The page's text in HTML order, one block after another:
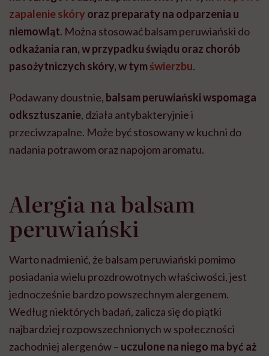
zapalenie skóry oraz preparaty na odparzenia u
niemowląt. Można stosować balsam peruwiański do
odkażania ran, w przypadku świądu oraz chorób
pasożytniczych skóry, w tym świerzbu.
Podawany doustnie, balsam peruwiański wspomaga
odksztuszanie, działa antybakteryjnie i
przeciwzapalne. Może być stosowany w kuchni do
nadania potrawom oraz napojom aromatu.
Alergia na balsam
peruwiański
Warto nadmienić, że balsam peruwiański pomimo
posiadania wielu prozdrowotnych właściwości, jest
jednocześnie bardzo powszechnym alergenem.
Według niektórych badań, zalicza się do piątki
najbardziej rozpowszechnionych w społeczności
zachodniej alergenów – uczulone na niego ma być aż